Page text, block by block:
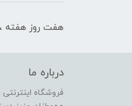
هفت روز هفته ،از ساعت ۹ الی
درباره ما
فروشگاه